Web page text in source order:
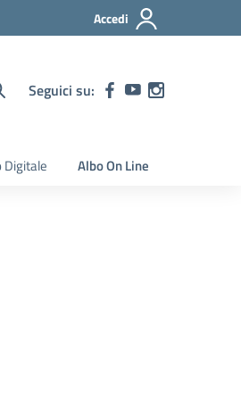
Accedi
Seguici su:
Digitale Albo On Line